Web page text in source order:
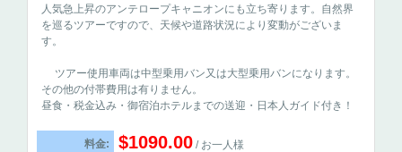
人気急上昇のアンテロープキャニオンにも立ち寄ります。自然界
を巡るツアーですので、天候や道路状況により変動がございま
す。
ツアー使用車両は中型乗用バン又は大型乗用バンになります。
その他の付帯費用は有りません。
昼食・税金込み・御宿泊ホテルまでの送迎・日本人ガイド付き！
料金: $1090.00 / お一人様